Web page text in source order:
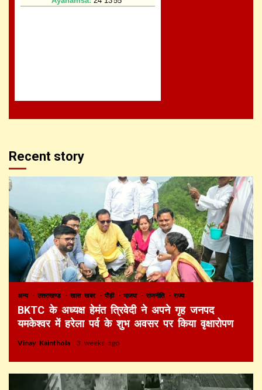
Recent story
अन्य उत्तराखण्ड खास खबर पौड़ी भाजपा राजनीति राज्य
BKTC के अध्यक्ष हेमंत त्रिवेदी ने अपने गृह जनपद
यमकेश्वर में हरेला पर्व के शुभ अवसर पर किया वृक्षारोपण
Vinay Kainthola 3 weeks ago